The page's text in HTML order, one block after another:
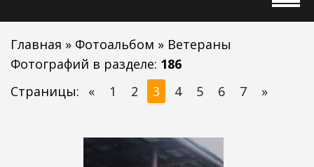
Главная » Фотоальбом » Ветераны
Фотографий в разделе: 186
Страницы: « 1 2 3 4 5 6 7 »